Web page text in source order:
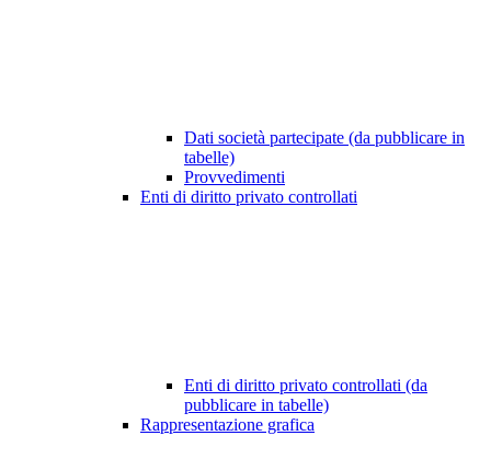
Dati società partecipate (da pubblicare in
tabelle)
Provvedimenti
Enti di diritto privato controllati
Enti di diritto privato controllati (da
pubblicare in tabelle)
Rappresentazione grafica